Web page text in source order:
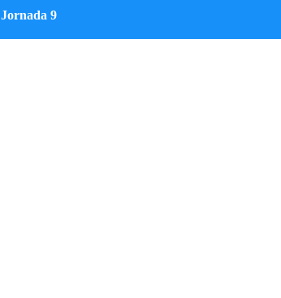
Jornada 9